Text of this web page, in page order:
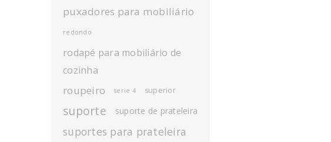
puxadores para mobiliário
redondo
rodapé para mobiliário de
cozinha
roupeiro serie 4 superior
suporte suporte de prateleira
suportes para prateleira